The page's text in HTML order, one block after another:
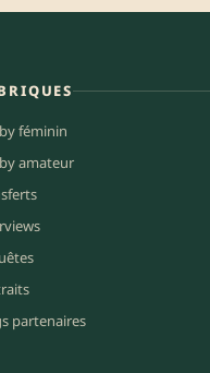
féminin
amateur
partenaires